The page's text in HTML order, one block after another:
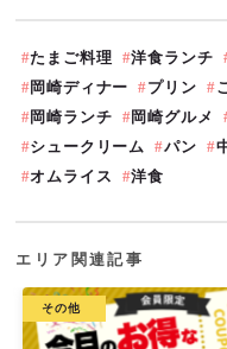
たまご料理 洋食ランチ
岡崎ディナー
プリン
岡崎ランチ
岡崎グルメ
シュークリーム
パン
オムライス
洋食
エリア関連記事
その他